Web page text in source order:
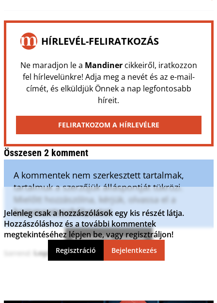
HÍRLEVÉL-FELIRATKOZÁS
Ne maradjon le a Mandinercikkeiről, iratkozzon
fel hírlevelünkre! Adja meg a nevét és az e-mail-
címét, és elküldjük Önnek a nap legfontosabb
híreit.
FELIRATKOZOM A HÍRLEVÉLRE
Összesen 2 komment
A kommentek nem szerkesztett tartalmak,
tartalmuk a szerzőjük álláspontját tükrözi.
Mielőtt hozzászólna, kérjük, olvassa el a
kommentszabályzatot.
Kommentek frissítése
Jelenleg csak a hozzászólások egy kis részét látja.
Hozzászóláshoz és a további kommentek
megtekintéséhez lépjen be, vagy regisztráljon!
Regisztráció Bejelentkezés